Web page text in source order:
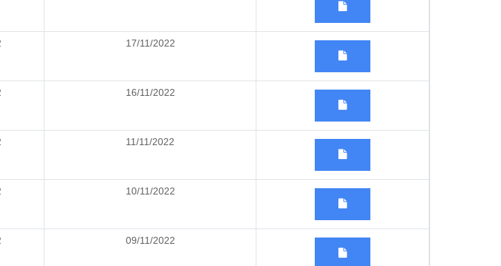
17/11/2022
16/11/2022
11/11/2022
10/11/2022
09/11/2022